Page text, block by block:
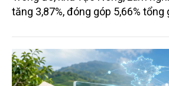
tăng 3,87%, đóng góp 5,66%
Nông nghiệp sáu tháng đầu năm
so với cùng kỳ năm trước, đóng
tăng tổng giá trị tăng thêm của